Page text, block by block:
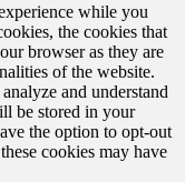
while you
the cookies that
browser as they are
of the website.
and understand
be stored in your
the option to opt-out
cookies may have